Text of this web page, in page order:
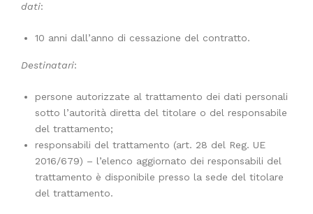
dati:
10 anni dall’anno di cessazione del contratto.
Destinatari:
persone autorizzate al trattamento dei dati personali
sotto l’autorità diretta del titolare o del responsabile
del trattamento;
responsabili del trattamento (art. 28 del Reg. UE
2016/679) – l’elenco aggiornato dei responsabili del
trattamento è disponibile presso la sede del titolare
del trattamento.